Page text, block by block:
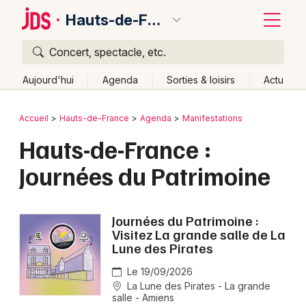
Hauts-de-France
Concert, spectacle, etc.
Aujourd'hui Agenda Sorties & loisirs Actu
Publier un événement
Activité & Expérience
Manifestations
Bordeaux
Colmar
Lyon
Marseille
Mulhouse
Retour
Accueil Hauts-de-France Agenda Manifestations
Hauts-de-France :
Journées du Patrimoine
Journées du Patrimoine :
Visitez La grande salle de La
Lune des Pirates
Le 19/09/2026
La Lune des Pirates - La grande
salle - Amiens
Quoi ?
Où ?
Changer de lieu
Quand ?
Effacer les dates